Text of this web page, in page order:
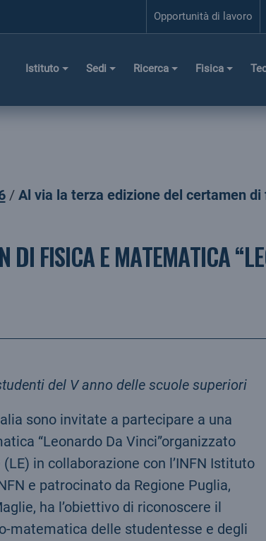
Opportunità di lavoro
Istituto Sedi Ricerca Fisica
Al via la terza edizione del certamen
DI FISICA E MATEMATICA
del V anno delle scuole superiori
sono invitate a partecipare a una
“Leonardo Da Vinci”organizzato
in collaborazione con l’INFN Istituto
e patrocinato da Regione Puglia,
ha l’obiettivo di riconoscere il
matematica delle studentesse e degli